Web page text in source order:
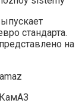
стандарта.
на